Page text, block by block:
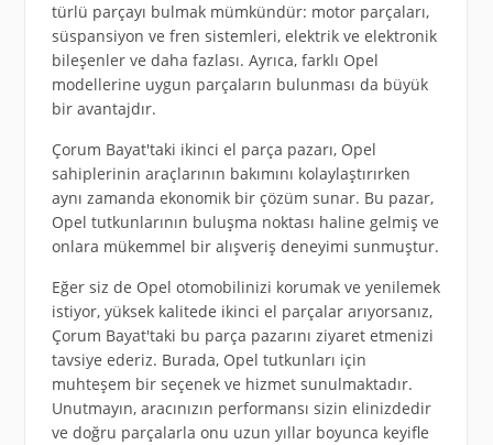
türlü parçayı bulmak mümkündür: motor parçaları,
süspansiyon ve fren sistemleri, elektrik ve elektronik
bileşenler ve daha fazlası. Ayrıca, farklı Opel
modellerine uygun parçaların bulunması da büyük
bir avantajdır.
Çorum Bayat'taki ikinci el parça pazarı, Opel
sahiplerinin araçlarının bakımını kolaylaştırırken
aynı zamanda ekonomik bir çözüm sunar. Bu pazar,
Opel tutkunlarının buluşma noktası haline gelmiş ve
onlara mükemmel bir alışveriş deneyimi sunmuştur.
Eğer siz de Opel otomobilinizi korumak ve yenilemek
istiyor, yüksek kalitede ikinci el parçalar arıyorsanız,
Çorum Bayat'taki bu parça pazarını ziyaret etmenizi
tavsiye ederiz. Burada, Opel tutkunları için
muhteşem bir seçenek ve hizmet sunulmaktadır.
Unutmayın, aracınızın performansı sizin elinizdedir
ve doğru parçalarla onu uzun yıllar boyunca keyifle